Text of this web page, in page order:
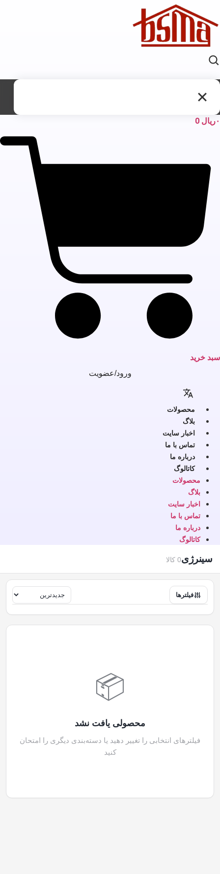
ریال 0
خرید
ورود/عضویت
محصولات
بلاگ
اخبار سایت
تماس با ما
درباره ما
کاتالوگ
محصولات
بلاگ
اخبار سایت
تماس با ما
درباره ما
کاتالوگ
سینرژی0 کالا
فیلترها
📦
محصولی یافت نشد
فیلترهای انتخابی را تغییر دهید یا دسته‌بندی دیگری را امتحان
کنید